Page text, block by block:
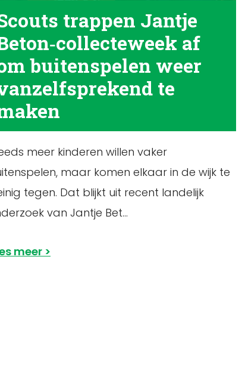
trappen Jantje
af
buitenspelen weer
te
meer kinderen willen vaker
maar komen elkaar in de wijk te
tegen. Dat blijkt uit recent landelijk
van Jantje Bet...
meer